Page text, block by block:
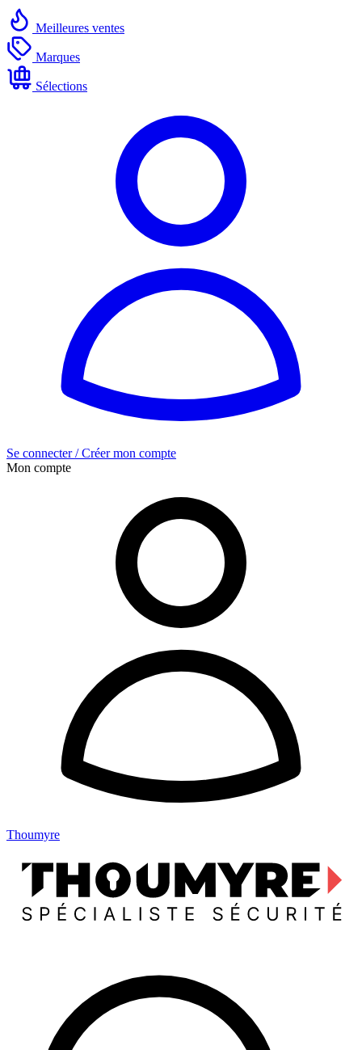
Meilleures ventes
Marques
Sélections
Se connecter / Créer mon compte
Mon compte
Thoumyre